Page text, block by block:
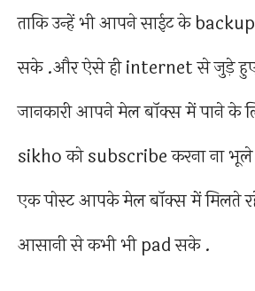
ताकि उन्हें भी आपने साईट के
सके .और ऐसे ही internet से जुड़े हुए
जानकारी आपने मेल बॉक्स में पाने के
sikho को subscribe करना ना भूले
एक पोस्ट आपके मेल बॉक्स में मिलते
आसानी से कभी भी pad सके .